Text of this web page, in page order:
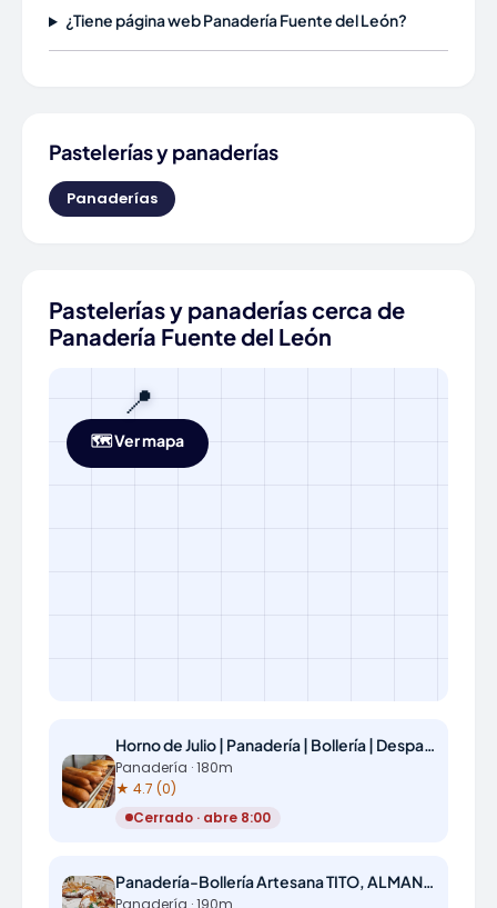
¿Tiene página web Panadería Fuente del León?
Pastelerías y panaderías
Panaderías
Pastelerías y panaderías cerca de
Panadería Fuente del León
📍
🗺️ Ver mapa
Horno de Julio | Panadería | Bollería | Despacho Rambla de La Mancha
Panadería · 180m
★ 4.7 (0)
Cerrado · abre 8:00
Panadería-Bollería Artesana TITO, ALMANSA